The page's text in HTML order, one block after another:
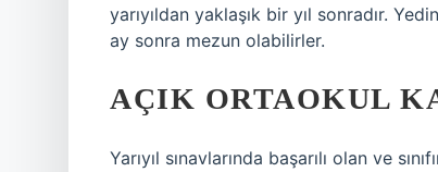
yarıyıldan yaklaşık bir yıl sonradır.
ay sonra mezun olabilirler.
AÇIK ORTAOKUL
Yarıyıl sınavlarında başarılı olan ve